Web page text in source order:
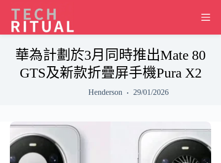
content
華為計劃於3月同時推出Mate 80
GTS及新款折疊屏手機Pura X2
Henderson 29/01/2026